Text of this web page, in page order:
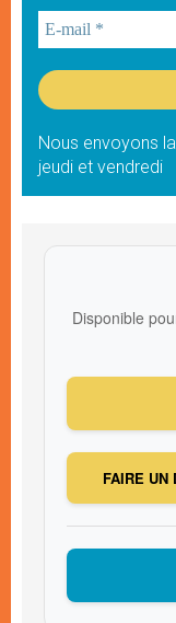
Nous envoyons
jeudi et vendredi
Disponible
FAIRE UN